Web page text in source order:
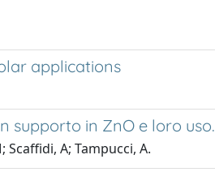
applications
supporto in ZnO e loro uso.
A; Tampucci, A.